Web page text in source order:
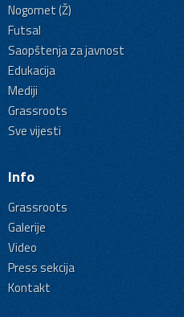
Nogomet (Ž)
Futsal
Saopštenja za javnost
Edukacija
Mediji
Grassroots
Sve vijesti
Info
Grassroots
Galerije
Video
Press sekcija
Kontakt